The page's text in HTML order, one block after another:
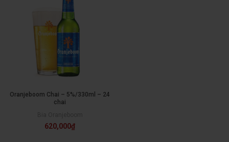
Oranjeboom Chai – 5%/330ml – 24
chai
620,000₫